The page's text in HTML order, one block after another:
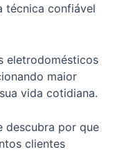
técnica confiável
eletrodomésticos
maior
vida cotidiana.
descubra por que
clientes